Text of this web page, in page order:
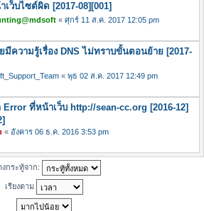
ว็บไซต์ผิด [2017-08][001]
« ศุกร์ 11 ส.ค. 2017 12:05 pm
ความรู้เรื่อง DNS ไม่ทราบขั้นตอนย้าย [2017-
« พุธ 02 ส.ค. 2017 12:49 pm
ที่หน้าเว็บ http://sean-cc.org [2016-12]
« อังคาร 06 ธ.ค. 2016 3:53 pm
กระทู้จาก:
เรียงตาม